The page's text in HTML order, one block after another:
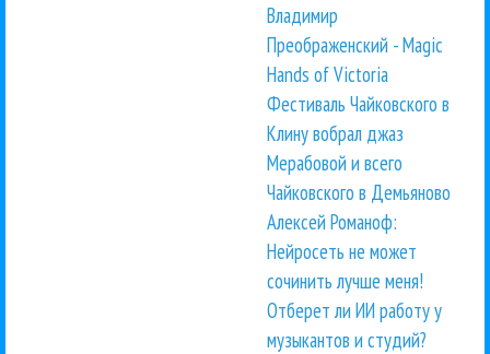
Владимир
Преображенский - Magic
Hands of Victoria
Фестиваль Чайковского в
Клину вобрал джаз
Мерабовой и всего
Чайковского в Демьяново
Алексей Романоф:
Нейросеть не может
сочинить лучше меня!
Отберет ли ИИ работу у
музыкантов и студий?